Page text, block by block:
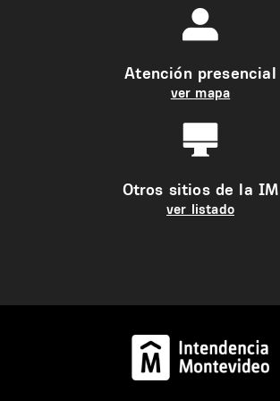
Atención presencial
ver mapa
Otros sitios de la IM
ver listado